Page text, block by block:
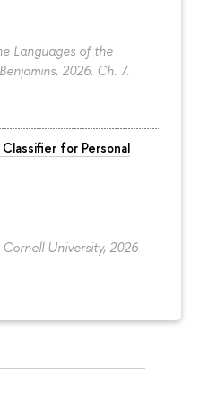
Languages of the
2026. Ch. 7.
for Personal
University, 2026